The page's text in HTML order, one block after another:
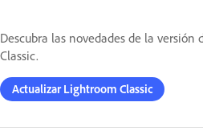
Descubra las novedades de la
Classic.
Actualizar Lightroom Classic